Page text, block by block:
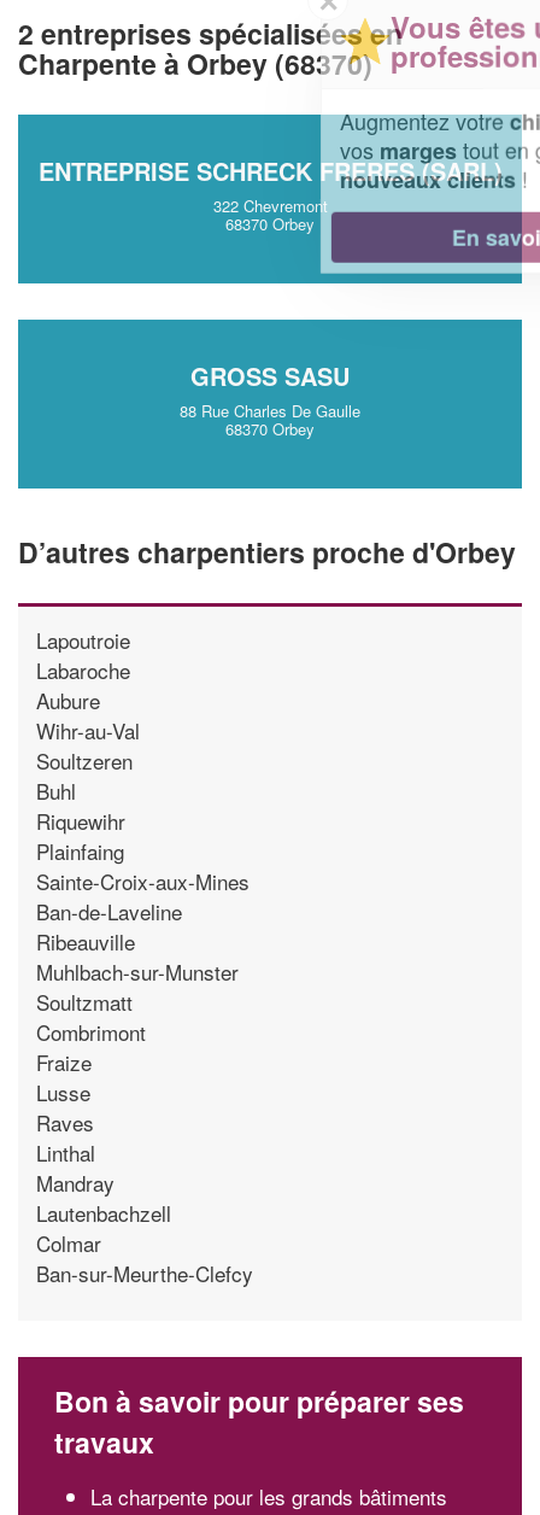
2 entreprises spécialisées en
Charpente à Orbey (68370)
ENTREPRISE SCHRECK FRERES (SARL)
322 Chevremont
68370 Orbey
GROSS SASU
88 Rue Charles De Gaulle
68370 Orbey
D’autres charpentiers proche d'Orbey
Lapoutroie
Labaroche
Aubure
Wihr-au-Val
Soultzeren
Buhl
Riquewihr
Plainfaing
Sainte-Croix-aux-Mines
Ban-de-Laveline
Ribeauville
Muhlbach-sur-Munster
Soultzmatt
Combrimont
Fraize
Lusse
Raves
Linthal
Mandray
Lautenbachzell
Colmar
Ban-sur-Meurthe-Clefcy
Bon à savoir pour préparer ses
travaux
La charpente pour les grands bâtiments
Vous êtes un
professionnel ?
Augmentez votrechiffre d'affaireset
tout en gagnant de
nouveaux clients!
En savoir plus